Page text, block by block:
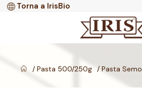
Torna a IrisBio
Pasta 500/250g Pasta